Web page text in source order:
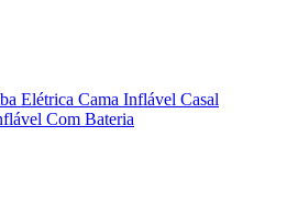
Elétrica Cama Inflável Casal
Com Bateria